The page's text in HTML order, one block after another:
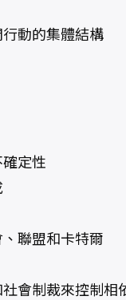
動的集體結構
定性
盟和卡特爾
會制裁來控制相